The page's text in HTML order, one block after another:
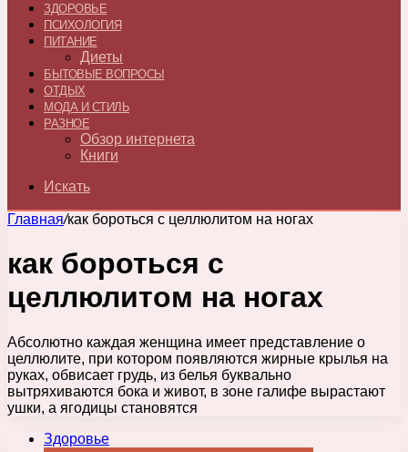
ЗДОРОВЬЕ
ПСИХОЛОГИЯ
ПИТАНИЕ
Диеты
БЫТОВЫЕ ВОПРОСЫ
ОТДЫХ
МОДА И СТИЛЬ
РАЗНОЕ
Обзор интернета
Книги
Искать
Главная/как бороться с целлюлитом на ногах
как бороться с
целлюлитом на ногах
Абсолютно каждая женщина имеет представление о
целлюлите, при котором появляются жирные крылья на
руках, обвисает грудь, из белья буквально
вытряхиваются бока и живот, в зоне галифе вырастают
ушки, а ягодицы становятся
Здоровье